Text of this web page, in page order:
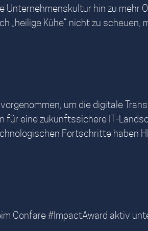
Unternehmenskultur hin zu mehr
„heilige Kühe“ nicht zu scheuen,
um die digitale
für eine zukunftssichere IT-
Fortschritte haben
Confare #ImpactAward aktiv